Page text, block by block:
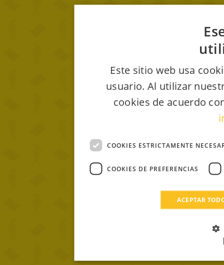
Este sitio web usa
usuario. Al utilizar
cookies de acuerdo
COOKIES ESTRICTAMENTE
COOKIES DE PREFERENCIAS
ACEPTAR